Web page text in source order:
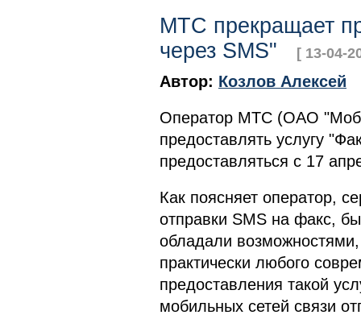
МТС прекращает
через SMS"
[ 13-04-
Автор: Козлов Алексей
Оператор МТС (ОАО
предоставлять услугу
предоставляться с 17
Как поясняет оператор,
отправки SMS на факс,
обладали
практически любого
предоставления такой
мобильных сетей связи